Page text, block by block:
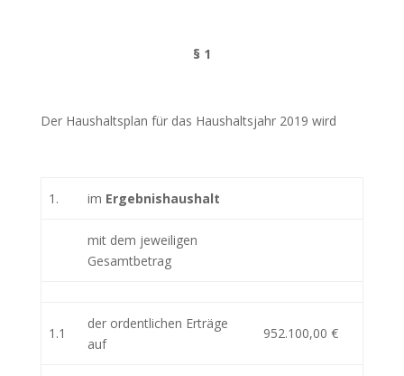
§ 1
Der Haushaltsplan für das Haushaltsjahr 2019 wird
1. im Ergebnishaushalt
mit dem jeweiligen
Gesamtbetrag
1.1
der ordentlichen Erträge
auf
952.100,00 €